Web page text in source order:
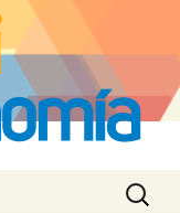
Buscar: